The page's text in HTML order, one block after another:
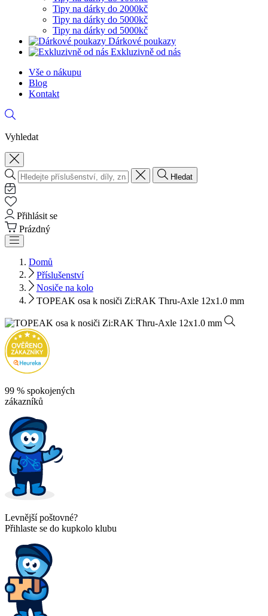
Tipy na dárky do 2000kč
Tipy na dárky do 5000kč
Tipy na dárky od 5000kč
Dárkové poukazy
Exkluzivně od nás
Vše o nákupu
Blog
Kontakt
Vyhledat
Hledat
Přihlásit se
Prázdný
Domů
Příslušenství
Nosiče na kolo
TOPEAK osa k nosiči Zi:RAK Thru-Axle 12x1.0 mm
99 % spokojených
zákazníků
Levnější poštovné?
Přihlaste se do kupkolo klubu